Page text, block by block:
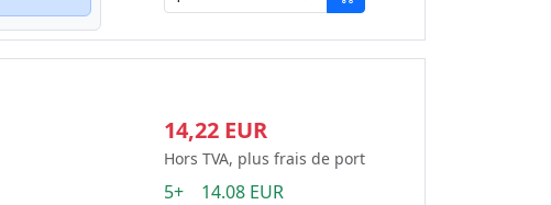
14,22 EUR
Hors TVA, plus frais de port
5+ 14.08 EUR